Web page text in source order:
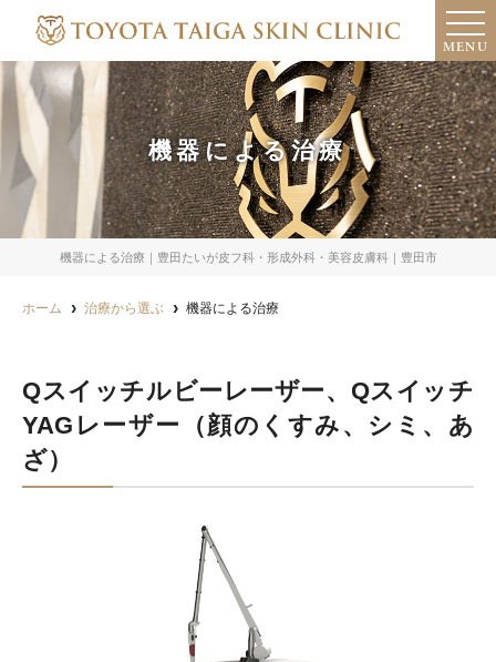
MENU
機器による治療
機器による治療｜豊田たいが皮フ科・形成外科・美容皮膚科｜豊田市
ホーム 治療から選ぶ 機器による治療
Qスイッチルビーレーザー、Qスイッチ
YAGレーザー（顔のくすみ、シミ、あ
ざ）